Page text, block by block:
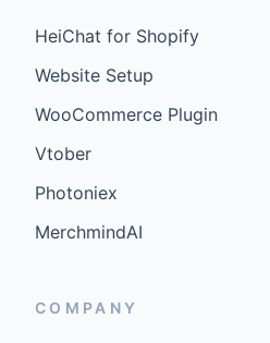
HeiChat for Shopify
Website Setup
WooCommerce Plugin
Vtober
Photoniex
MerchmindAI
COMPANY